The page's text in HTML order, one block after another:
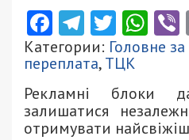
Facebook
Telegram
Категории: Головне
переплата,ТЦК
Рекламні блоки
залишатися
отримувати